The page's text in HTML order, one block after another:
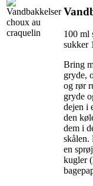
100 ml
sukker
Bring
gryde,
og rør
gryde
dejen i
den
dem i
skålen.
en
kugler